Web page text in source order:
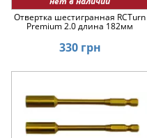
Отвертка шестигранная RCTurn
Premium 2.0 длина 182мм
330 грн